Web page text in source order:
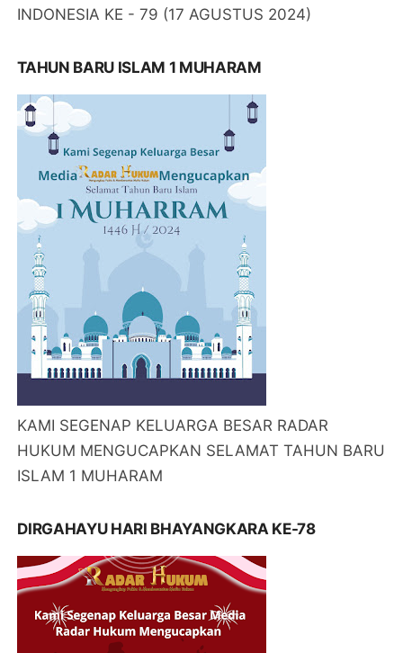
INDONESIA KE - 79 (17 AGUSTUS 2024)
TAHUN BARU ISLAM 1 MUHARAM
KAMI SEGENAP KELUARGA BESAR RADAR
HUKUM MENGUCAPKAN SELAMAT TAHUN BARU
ISLAM 1 MUHARAM
DIRGAHAYU HARI BHAYANGKARA KE-78